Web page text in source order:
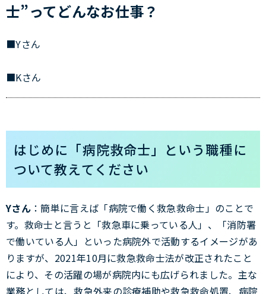
士”ってどんなお仕事？
■Yさん
■Kさん
はじめに「病院救命士」という職種に
ついて教えてください
Yさん：簡単に言えば「病院で働く救急救命士」のことで
す。救命士と言うと「救急車に乗っている人」、「消防署
で働いている人」といった病院外で活動するイメージがあ
りますが、2021年10月に救急救命士法が改正されたこと
により、その活躍の場が病院内にも広げられました。主な
業務としては、救急外来の診療補助や救急救命処置、病院